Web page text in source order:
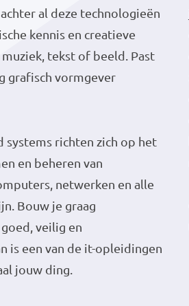
al deze technologieën
kennis en creatieve
tekst of beeld. Past
grafisch vormgever
richten zich op het
en beheren van
netwerken en alle
Bouw je graag
veilig en
is een van de it-opleidingen
jouw ding.